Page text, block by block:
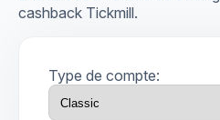
cashback Tickmill.
Type de compte: